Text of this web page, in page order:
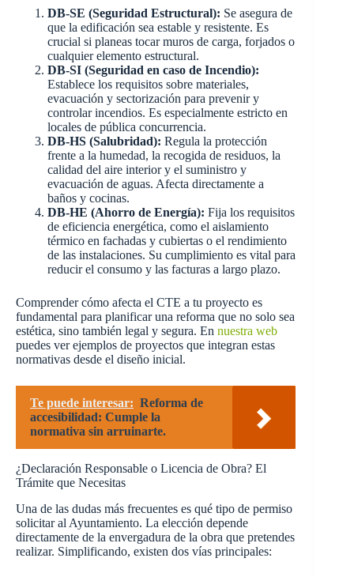
DB-SE (Seguridad Estructural): Se asegura de
que la edificación sea estable y resistente. Es
crucial si planeas tocar muros de carga, forjados o
cualquier elemento estructural.
DB-SI (Seguridad en caso de Incendio):
Establece los requisitos sobre materiales,
evacuación y sectorización para prevenir y
controlar incendios. Es especialmente estricto en
locales de pública concurrencia.
DB-HS (Salubridad): Regula la protección
frente a la humedad, la recogida de residuos, la
calidad del aire interior y el suministro y
evacuación de aguas. Afecta directamente a
baños y cocinas.
DB-HE (Ahorro de Energía): Fija los requisitos
de eficiencia energética, como el aislamiento
térmico en fachadas y cubiertas o el rendimiento
de las instalaciones. Su cumplimiento es vital para
reducir el consumo y las facturas a largo plazo.
Comprender cómo afecta el CTE a tu proyecto es
fundamental para planificar una reforma que no solo sea
estética, sino también legal y segura. En nuestra web
puedes ver ejemplos de proyectos que integran estas
normativas desde el diseño inicial.
Te puede interesar: Reforma de
accesibilidad: Cumple la
normativa sin arruinarte.
¿Declaración Responsable o Licencia de Obra? El
Trámite que Necesitas
Una de las dudas más frecuentes es qué tipo de permiso
solicitar al Ayuntamiento. La elección depende
directamente de la envergadura de la obra que pretendes
realizar. Simplificando, existen dos vías principales: